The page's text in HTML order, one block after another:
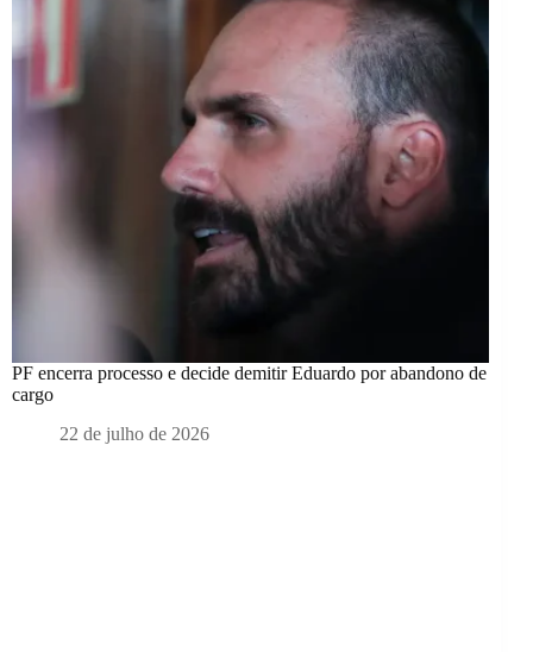
PF encerra processo e decide demitir Eduardo por abandono de
cargo
22 de julho de 2026